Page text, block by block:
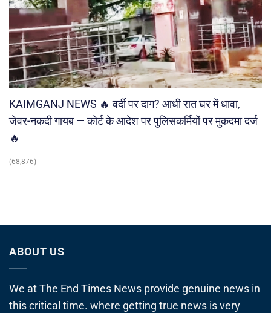
KAIMGANJ NEWS 🔥 वर्दी पर दाग? आधी रात घर में धावा,
जेवर-नकदी गायब — कोर्ट के आदेश पर पुलिसकर्मियों पर मुकदमा दर्ज
🔥
(68,876)
ABOUT US
We at The End Times News provide genuine news in
this critical time. where getting true news is very